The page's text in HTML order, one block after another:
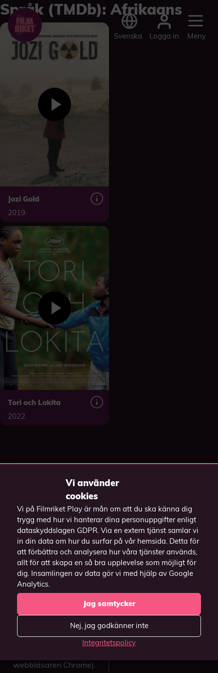
Vi använder
cookies
Vi på Filmriket Play är mån om att du ska känna dig
trygg med hur vi hanterar dina personuppgifter enligt
dataskyddslagen GDPR. Via en extern tjänst samlar vi
in din data om hur du surfar på vår hemsida. Detta för
att förbättra och analysera hur våra tjänster används,
allt för att skapa en så bra upplevelse som möjligt för
dig. Insamlingen av data gör vi med hjälp av Google
Analytics.
Jag samtycker
Nej, jag godkänner inte
Integritetspolicy
Svenska Logga in Meny
Språk (TMDb):Afrikaans
Jozi Gold
2019
Tori och Lokita
2022
Vill du casta till TV:n?
Har du en
Chromecast / Android
TV?
Casta över till TV:n
genom att
högerklicka på
videon och välj
"Casta" och välj
din enhet.
webbläsaren Chrome).
Har du en Apple TV?
Casta genom
knappen
på
videospelaren och
(Funkar endast i
webbläsaren Safari)